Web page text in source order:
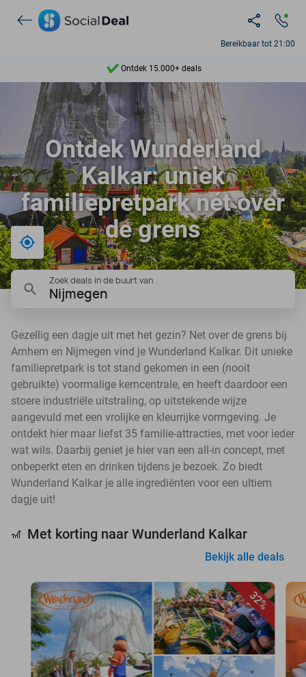
Bereikbaar tot 21:00
Ontdek 15.000+ deals
7 dagen per week beschikbaar
10+ miljoen leden
9,4
Ontdek 15.000+ deals
Ontdek Wunderland
Kalkar: uniek
familiepretpark nét over
de grens
Bij mij in de buurt
Zoek deals in de buurt van
Nijmegen
Gezellig een dagje uit met het gezin? Net over de grens bij
Arnhem en Nijmegen vind je Wunderland Kalkar. Dit unieke
familiepretpark is tot stand gekomen in een (nooit
gebruikte) voormalige kerncentrale, en heeft daardoor een
stoere industriële uitstraling, op uitstekende wijze
aangevuld met een vrolijke en kleurrijke vormgeving. Je
ontdekt hier maar liefst 35 familie-attracties, met voor ieder
wat wils. Daarbij geniet je hier van een all-in concept, met
onbeperkt eten en drinken tijdens je bezoek. Zo biedt
Wunderland Kalkar je alle ingrediënten voor een ultiem
dagje uit!
🎢 Met korting naar Wunderland Kalkar
Bekijk alle deals
32%